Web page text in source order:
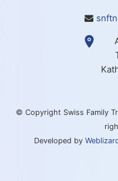
© Copyright Swiss Family
Developed by